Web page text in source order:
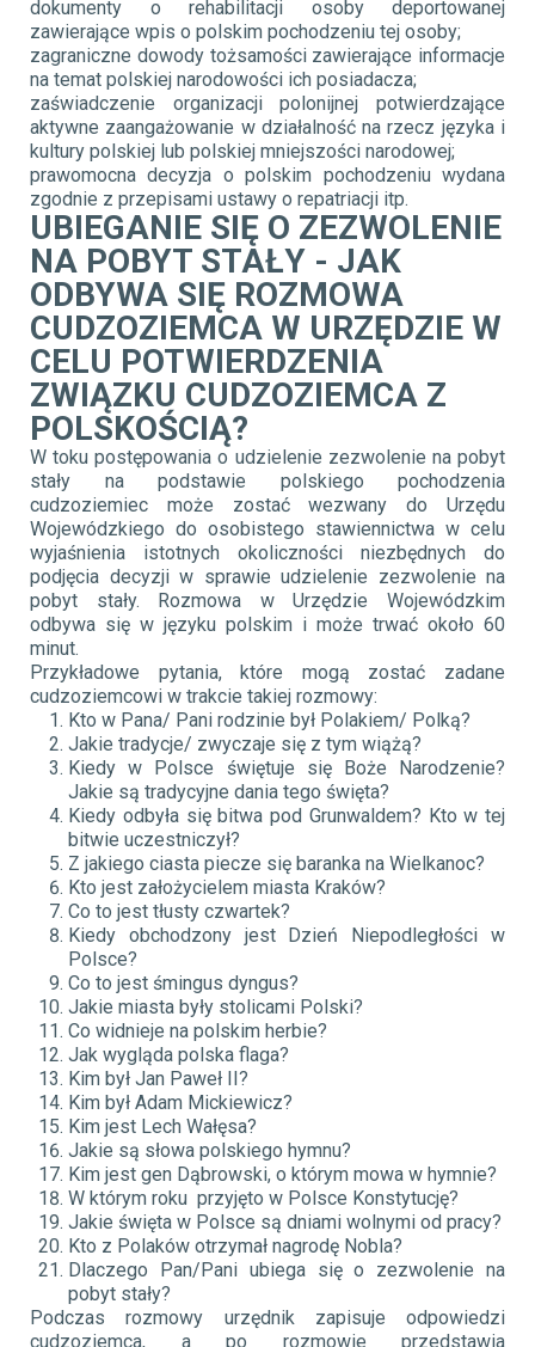
dokumenty o rehabilitacji osoby deportowanej
zawierające wpis o polskim pochodzeniu tej osoby;
zagraniczne dowody tożsamości zawierające informacje
na temat polskiej narodowości ich posiadacza;
zaświadczenie organizacji polonijnej potwierdzające
aktywne zaangażowanie w działalność na rzecz języka i
kultury polskiej lub polskiej mniejszości narodowej;
prawomocna decyzja o polskim pochodzeniu wydana
zgodnie z przepisami ustawy o repatriacji itp.
UBIEGANIE SIĘ O ZEZWOLENIE
NA POBYT STAŁY - JAK
ODBYWA SIĘ ROZMOWA
CUDZOZIEMCA W URZĘDZIE W
CELU POTWIERDZENIA
ZWIĄZKU CUDZOZIEMCA Z
POLSKOŚCIĄ?
W toku postępowania o udzielenie zezwolenie na pobyt
stały na podstawie polskiego pochodzenia
cudzoziemiec może zostać wezwany do Urzędu
Wojewódzkiego do osobistego stawiennictwa w celu
wyjaśnienia istotnych okoliczności niezbędnych do
podjęcia decyzji w sprawie udzielenie zezwolenie na
pobyt stały. Rozmowa w Urzędzie Wojewódzkim
odbywa się w języku polskim i może trwać około 60
minut.
Przykładowe pytania, które mogą zostać zadane
cudzoziemcowi w trakcie takiej rozmowy:
Kto w Pana/ Pani rodzinie był Polakiem/ Polką?
Jakie tradycje/ zwyczaje się z tym wiążą?
Kiedy w Polsce świętuje się Boże Narodzenie?
Jakie są tradycyjne dania tego święta?
Kiedy odbyła się bitwa pod Grunwaldem? Kto w tej
bitwie uczestniczył?
Z jakiego ciasta piecze się baranka na Wielkanoc?
Kto jest założycielem miasta Kraków?
Co to jest tłusty czwartek?
Kiedy obchodzony jest Dzień Niepodległości w
Polsce?
Co to jest śmingus dyngus?
Jakie miasta były stolicami Polski?
Co widnieje na polskim herbie?
Jak wygląda polska flaga?
Kim był Jan Paweł II?
Kim był Adam Mickiewicz?
Kim jest Lech Wałęsa?
Jakie są słowa polskiego hymnu?
Kim jest gen Dąbrowski, o którym mowa w hymnie?
W którym roku przyjęto w Polsce Konstytucję?
Jakie święta w Polsce są dniami wolnymi od pracy?
Kto z Polaków otrzymał nagrodę Nobla?
Dlaczego Pan/Pani ubiega się o zezwolenie na
pobyt stały?
Podczas rozmowy urzędnik zapisuje odpowiedzi
cudzoziemca, a po rozmowie przedstawia